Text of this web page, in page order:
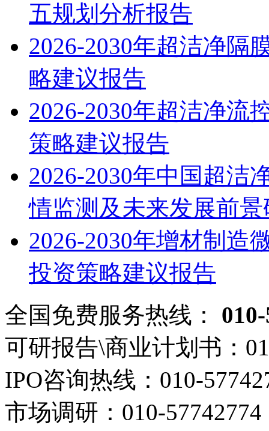
五规划分析报告
2026-2030年超洁净隔
略建议报告
2026-2030年超洁净流
策略建议报告
2026-2030年中国超洁
情监测及未来发展前
2026-2030年增材制造
投资策略建议报告
全国免费服务热线：
可研报告\商业计划书：
IPO咨询热线： 010-
市场调研： 010-57742774